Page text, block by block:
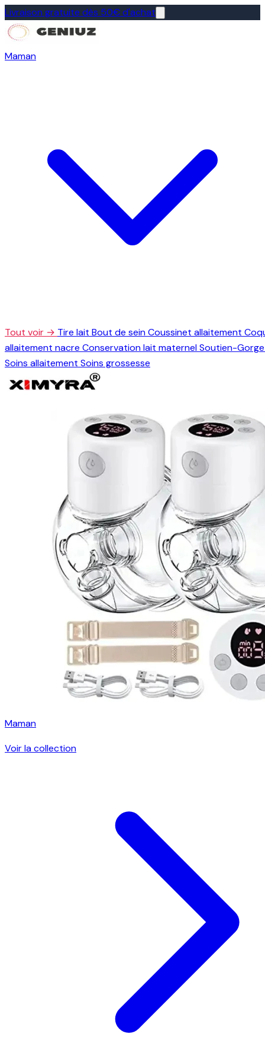
Livraison gratuite dès 50€ d'achat
Maman
Tout voir → Tire lait Bout de seinCoussinet allaitement
allaitement nacre Conservation lait maternelSoutien-
Soins allaitement Soins grossesse
Maman
Voir la collection